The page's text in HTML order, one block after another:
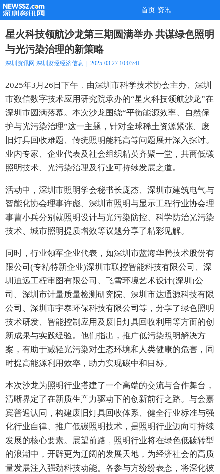
首页 资讯
星火科技领航沙龙第三期圆满举办 共谋绿色照明
与光污染治理的新策略
深圳资讯网 深圳财经经济信息 | 2025-03-27 10:03:41
2025年3月26日下午，由深圳市科学技术协会主办、深圳
市数信数字技术应用研究院承办的“星火科技领航沙龙”在
深圳市圆满落幕。本次沙龙围绕“平衡能源效率、自然保
护与光污染治理”这一主题，针对全球稀土资源紧张、废
旧灯具回收难题、传统照明能耗高等问题展开深入探讨。
业内专家、企业代表及社会组织精英齐聚一堂，共商低碳
照明技术、光污染治理及行业可持续发展之道。
活动中，深圳市照明学会秘书长庞杰、深圳市建筑电气与
智能化协会理事许彪、深圳市照明与显示工程行业协会理
事曹小兵分别就照明设计与光污染防控、科学防治光污染
技术、城市照明提质增效等议题分享了精彩见解。
同时，行业领军企业代表，如深圳市蓝海华腾技术股份有
限公司(专精特新企业)深圳市联控智能科技有限公司、深
圳迪远工程审图有限公司、飞雪环境艺术设计(深圳)公
司、深圳市计量质量检测研究院、深圳市达通源科技有限
公司、深圳市宇泰环保科技有限公司等，分享了绿色照明
技术研发、智能控制应用及废旧灯具回收利用等方面的创
新成果与实践经验。他们指出，推广低污染照明解决方
案，有助于减轻光污染对生态环境和人类健康的危害，同
时提高能源利用效率，助力实现碳中和目标。
本次沙龙为照明行业搭建了一个高端的交流与合作舞台，
清晰界定了在新质生产力驱动下的创新前行之路。与会嘉
宾普遍认同，构建废旧灯具回收体系、健全行业标准与强
化行业自律、推广低碳照明技术，是照明行业迈向可持续
发展的核心要素。展望前路，照明行业将在绿色低碳转型
的浪潮中，开辟更为辽阔的发展天地，为经济社会的高质
量发展注入强劲科技动能。各参与方纷纷表态，将深化彼